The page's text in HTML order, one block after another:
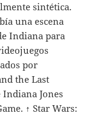
sintética.
una escena
Indiana para
por
the Last
Jones
↑ Star Wars: